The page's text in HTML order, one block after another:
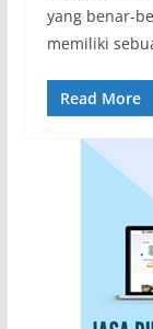
yang benar-
memiliki
Read More